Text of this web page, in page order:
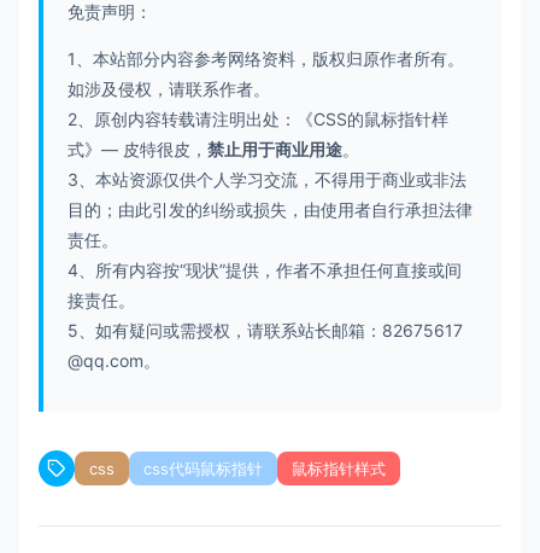
免责声明：
1、本站部分内容参考网络资料，版权归原作者所有。
如涉及侵权，请联系作者。
2、原创内容转载请注明出处：《CSS的鼠标指针样
式》— 皮特很皮 ， 禁止用于商业用途。
3、本站资源仅供个人学习交流，不得用于商业或非法
目的；由此引发的纠纷或损失，由使用者自行承担法律
责任。
4、所有内容按“现状”提供，作者不承担任何直接或间
接责任。
5、如有疑问或需授权，请联系站长邮箱： 82675617
@qq.com。
css css代码鼠标指针 鼠标指针样式